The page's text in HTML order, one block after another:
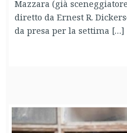
Mazzara (già
diretto da Ernest R.
da presa per la settima […]